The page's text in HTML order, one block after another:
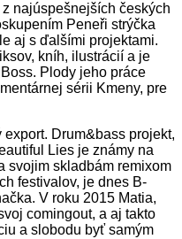
najúspešnejších českých
Peneři strýčka
aj s ďalšími projektami.
kníh, ilustrácií a je
Plody jeho práce
sérii Kmeny, pre
Drum&bass projekt,
Lies je známy na
svojim skladbám remixom
festivalov, je dnes B-
V roku 2015 Matia,
comingout, a aj takto
a slobodu byť samým